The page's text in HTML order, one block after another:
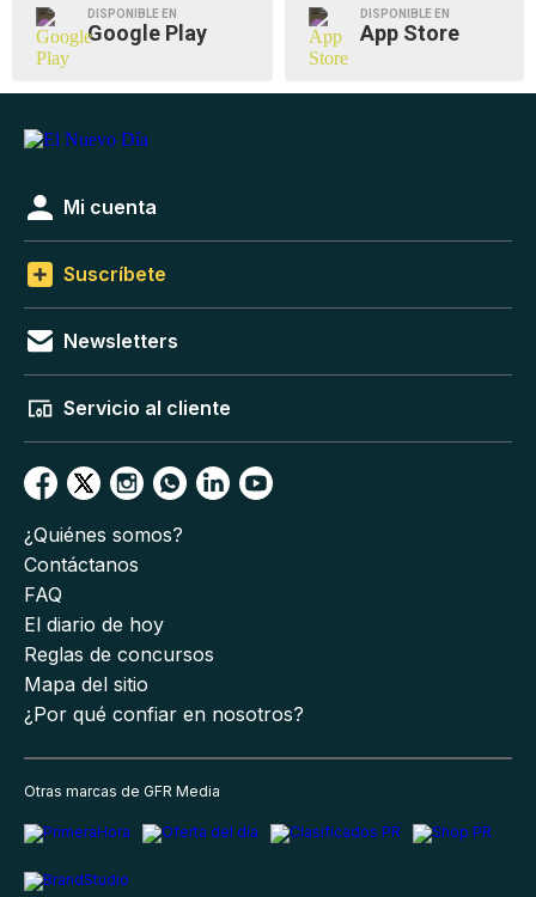
DISPONIBLE EN
Google Play
DISPONIBLE EN
App Store
Mi cuenta
Suscríbete
Newsletters
Servicio al cliente
¿Quiénes somos?
Contáctanos
FAQ
El diario de hoy
Reglas de concursos
Mapa del sitio
¿Por qué confiar en nosotros?
Otras marcas de GFR Media